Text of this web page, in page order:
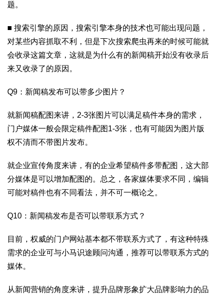
题。
■ 搜索引擎的原因，搜索引擎本身的技术也可能出现问题，
对某些内容抓取不利，但是下次搜索爬虫再来的时候可能就
会收录这篇文章，这就是为什么有的新闻稿开始没有收录后
来又收录了的原因。
Q9：新闻稿发布可以带多少图片？
就新闻稿配图来讲，2-3张图片可以满足稿件本身的需求，
门户媒体一般会限定稿件配图1-3张，也有可能因为图片版
权不清而不带图片发布。
就企业宣传角度来讲，有的企业希望稿件多带配图，这大部
分媒体是可以增加配图的。总之，各家媒体要求不同，编辑
可能对稿件也有不同看法，并不可一概论之。
Q10：新闻稿发布是否可以带联系方式？
目前，权威的门户网站基本都不带联系方式了，有这种特殊
需求的企业可与小马识途顾问沟通，推荐可以带联系方式的
媒体。
从新闻营销的角度来讲，提升品牌形象扩大品牌影响力的品